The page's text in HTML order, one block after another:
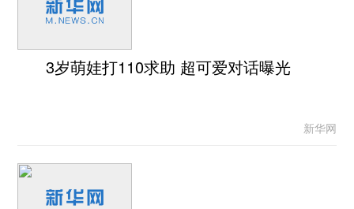
3岁萌娃打110求助 超可爱对话曝光
新华网